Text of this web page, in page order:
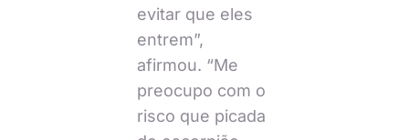
evitar que eles
entrem”,
afirmou. “Me
preocupo com o
risco que picada